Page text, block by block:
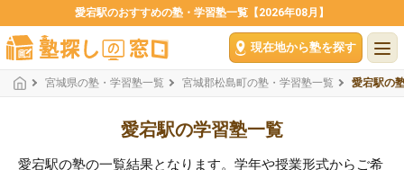
愛宕駅のおすすめの塾・学習塾一覧【2026年08月】
現在地から塾を探す
宮城県の塾・学習塾一覧 宮城郡松島町の塾・学習塾一覧 愛宕駅の
愛宕駅の学習塾一覧
愛宕駅の塾の一覧結果となります。学年や授業形式からご希